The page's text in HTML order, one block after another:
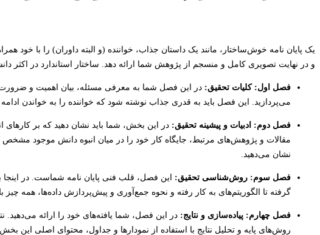
یک پایان نامه خوش‌ساختار، مانند یک داستان جذاب، خواننده (و البته داوران) را با
و در نهایت تصویری کامل و منسجم از پژوهش شما ارائه دهد. ساختار استاندارد در اکثر
فصل اول: کلیات تحقیق: در این فصل شما به معرفی مسئله، بیان اهمیت و
می‌پردازید. این فصل باید به قدری جذاب نوشته شود که خواننده را به خواندن
فصل دوم: ادبیات و پیشینه تحقیق: در این بخش، شما باید نشان دهید که بر
مقالات و پژوهش‌های مرتبط، جایگاه کار خود را در میان انبوه دانش موجود
نشان می‌دهید.
فصل سوم: روش‌شناسی تحقیق: این فصل، قلب فنی پایان نامه شماست. در
گرفته تا الگوریتم‌های به کار رفته و نحوه جمع‌آوری و پیش‌پردازش داده‌ها، همه چیز
فصل چهارم: پیاده‌سازی و نتایج: در این فصل، شما یافته‌های خود را ارائه می‌دهید.
روش‌های پایه و تحلیل نتایج با استفاده از نمودارها و جداول، محتوای اصلی این